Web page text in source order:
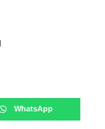
WhatsApp